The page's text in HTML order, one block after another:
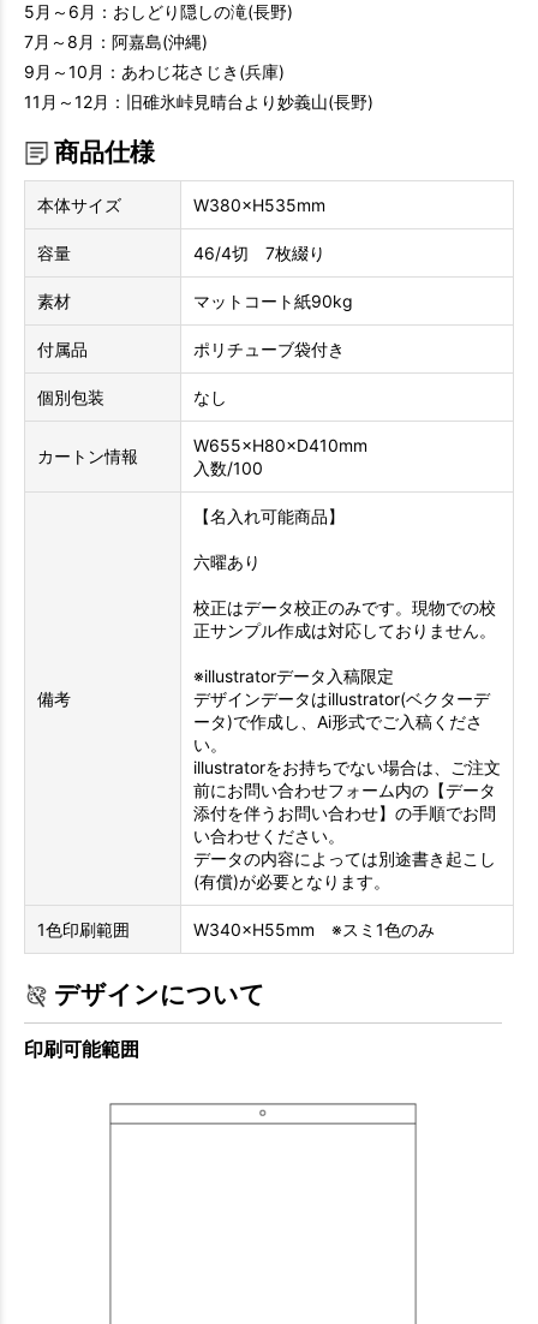
5月～6月：おしどり隠しの滝(長野)
7月～8月：阿嘉島(沖縄)
9月～10月：あわじ花さじき(兵庫)
11月～12月：旧碓氷峠見晴台より妙義山(長野)
商品仕様
本体サイズ W380×H535mm
容量 46/4切 7枚綴り
素材 マットコート紙90kg
付属品 ポリチューブ袋付き
個別包装 なし
カートン情報
W655×H80×D410mm
入数/100
備考
【名入れ可能商品】
六曜あり
校正はデータ校正のみです。現物での校
正サンプル作成は対応しておりません。
※illustratorデータ入稿限定
デザインデータはillustrator(ベクターデ
ータ)で作成し、Ai形式でご入稿くださ
い。
illustratorをお持ちでない場合は、ご注文
前にお問い合わせフォーム内の【データ
添付を伴うお問い合わせ】の手順でお問
い合わせください。
データの内容によっては別途書き起こし
(有償)が必要となります。
1色印刷範囲 W340×H55mm ※スミ1色のみ
デザインについて
印刷可能範囲